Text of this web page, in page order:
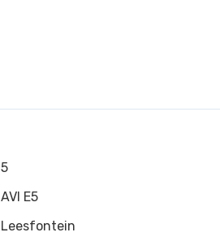
5
AVI E5
Leesfontein